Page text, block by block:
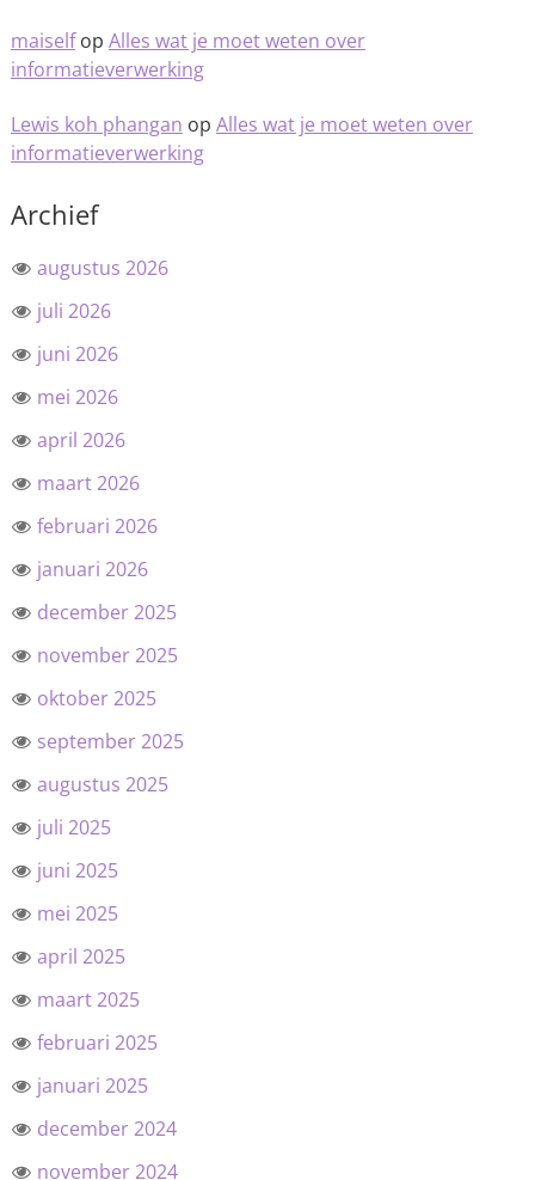
maiselfop Alles wat je moet weten over
informatieverwerking
Lewis koh phangan op Alles wat je moet weten over
informatieverwerking
Archief
augustus 2026
juli 2026
juni 2026
mei 2026
april 2026
maart 2026
februari 2026
januari 2026
december 2025
november 2025
oktober 2025
september 2025
augustus 2025
juli 2025
juni 2025
mei 2025
april 2025
maart 2025
februari 2025
januari 2025
december 2024
november 2024